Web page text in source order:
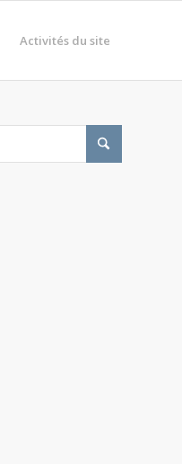
Activités du site